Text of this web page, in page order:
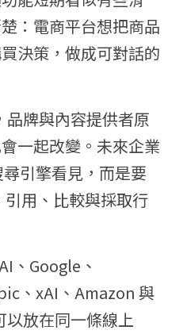
：電商平台想把商品
決策，做成可對話的
品牌與內容提供者原
一起改變。未來企業
引擎看見，而是要
用、比較與採取行
、Google、
、xAI、Amazon 與
放在同一條線上